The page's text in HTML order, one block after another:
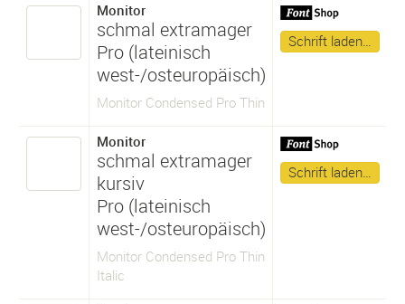
Monitor
schmal extramager
Pro (lateinisch
west-/osteuropäisch)
Monitor Condensed Pro Thin
Schrift laden…
Monitor
schmal extramager
kursiv
Pro (lateinisch
west-/osteuropäisch)
Monitor Condensed Pro Thin
Italic
Schrift laden…